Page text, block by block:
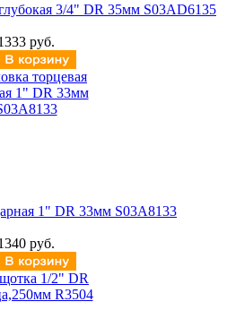
3/4" DR 35мм S03AD6135
руб.
1" DR 33мм S03A8133
руб.